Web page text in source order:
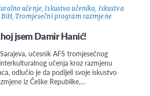
učenje,Iskustva učenika, Iskustva
,Tromjesečni program razmjene
jsem Damir Hanić!
učesnik AFS tromjesečnog
učenja kroz razmjenu
odlučio je da podijeli svoje iskustvo
iz Češke Republike,…